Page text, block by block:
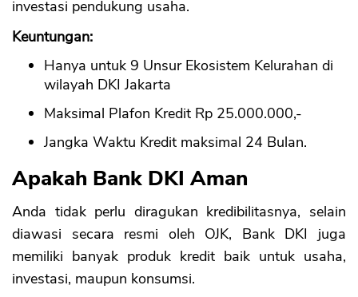
investasi pendukung usaha.
Keuntungan:
Hanya untuk 9 Unsur Ekosistem Kelurahan di
wilayah DKI Jakarta
Maksimal Plafon Kredit Rp 25.000.000,-
Jangka Waktu Kredit maksimal 24 Bulan.
Apakah Bank DKI Aman
Anda tidak perlu diragukan kredibilitasnya, selain
diawasi secara resmi oleh OJK, Bank DKI juga
memiliki banyak produk kredit baik untuk usaha,
investasi, maupun konsumsi.